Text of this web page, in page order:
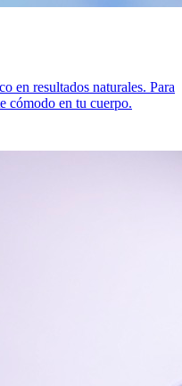
en resultados naturales. Para
cómodo en tu cuerpo.